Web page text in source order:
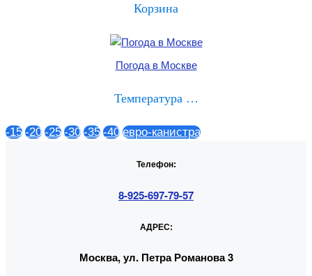
Корзина
Погода в Москве
Температура …
-15 -20 -25 -30 -35 -40 евро-канистра
Телефон:
8-925-697-79-57
АДРЕС:
Москва, ул. Петра Романова 3